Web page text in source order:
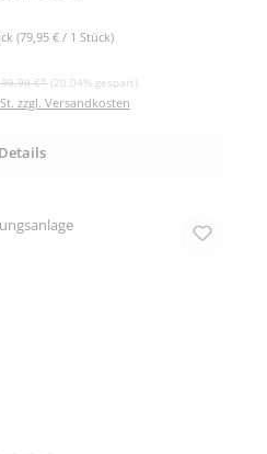
(79,95 € / 1 Stück)
Preis:
99,99 €* (20.04% gespart)
zzgl. Versandkosten
Details